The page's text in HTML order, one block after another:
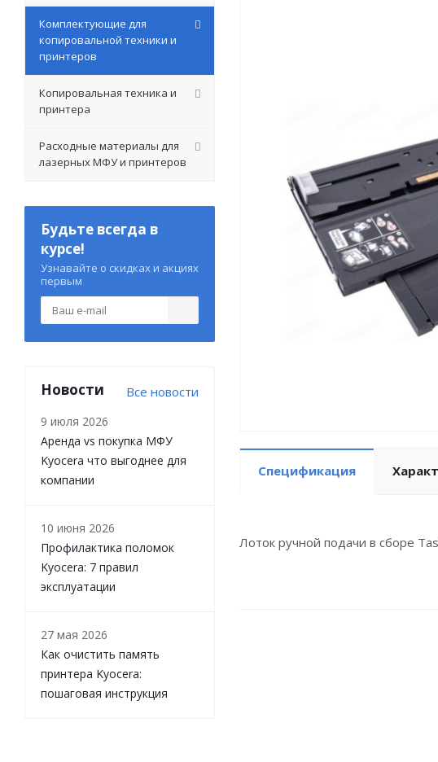
Спецификация
Лоток ручной подачи в сборе
Комплектующие для
копировальной техники и
принтеров
Копировальная техника и
принтера
Расходные материалы для
лазерных МФУ и принтеров
Будьте всегда в
курсе!
Узнавайте о скидках и акциях
первым
Новости Все новости
9 июля 2026
Аренда vs покупка МФУ
Kyocera что выгоднее для
компании
10 июня 2026
Профилактика поломок
Kyocera: 7 правил
эксплуатации
27 мая 2026
Как очистить память
принтера Kyocera:
пошаговая инструкция